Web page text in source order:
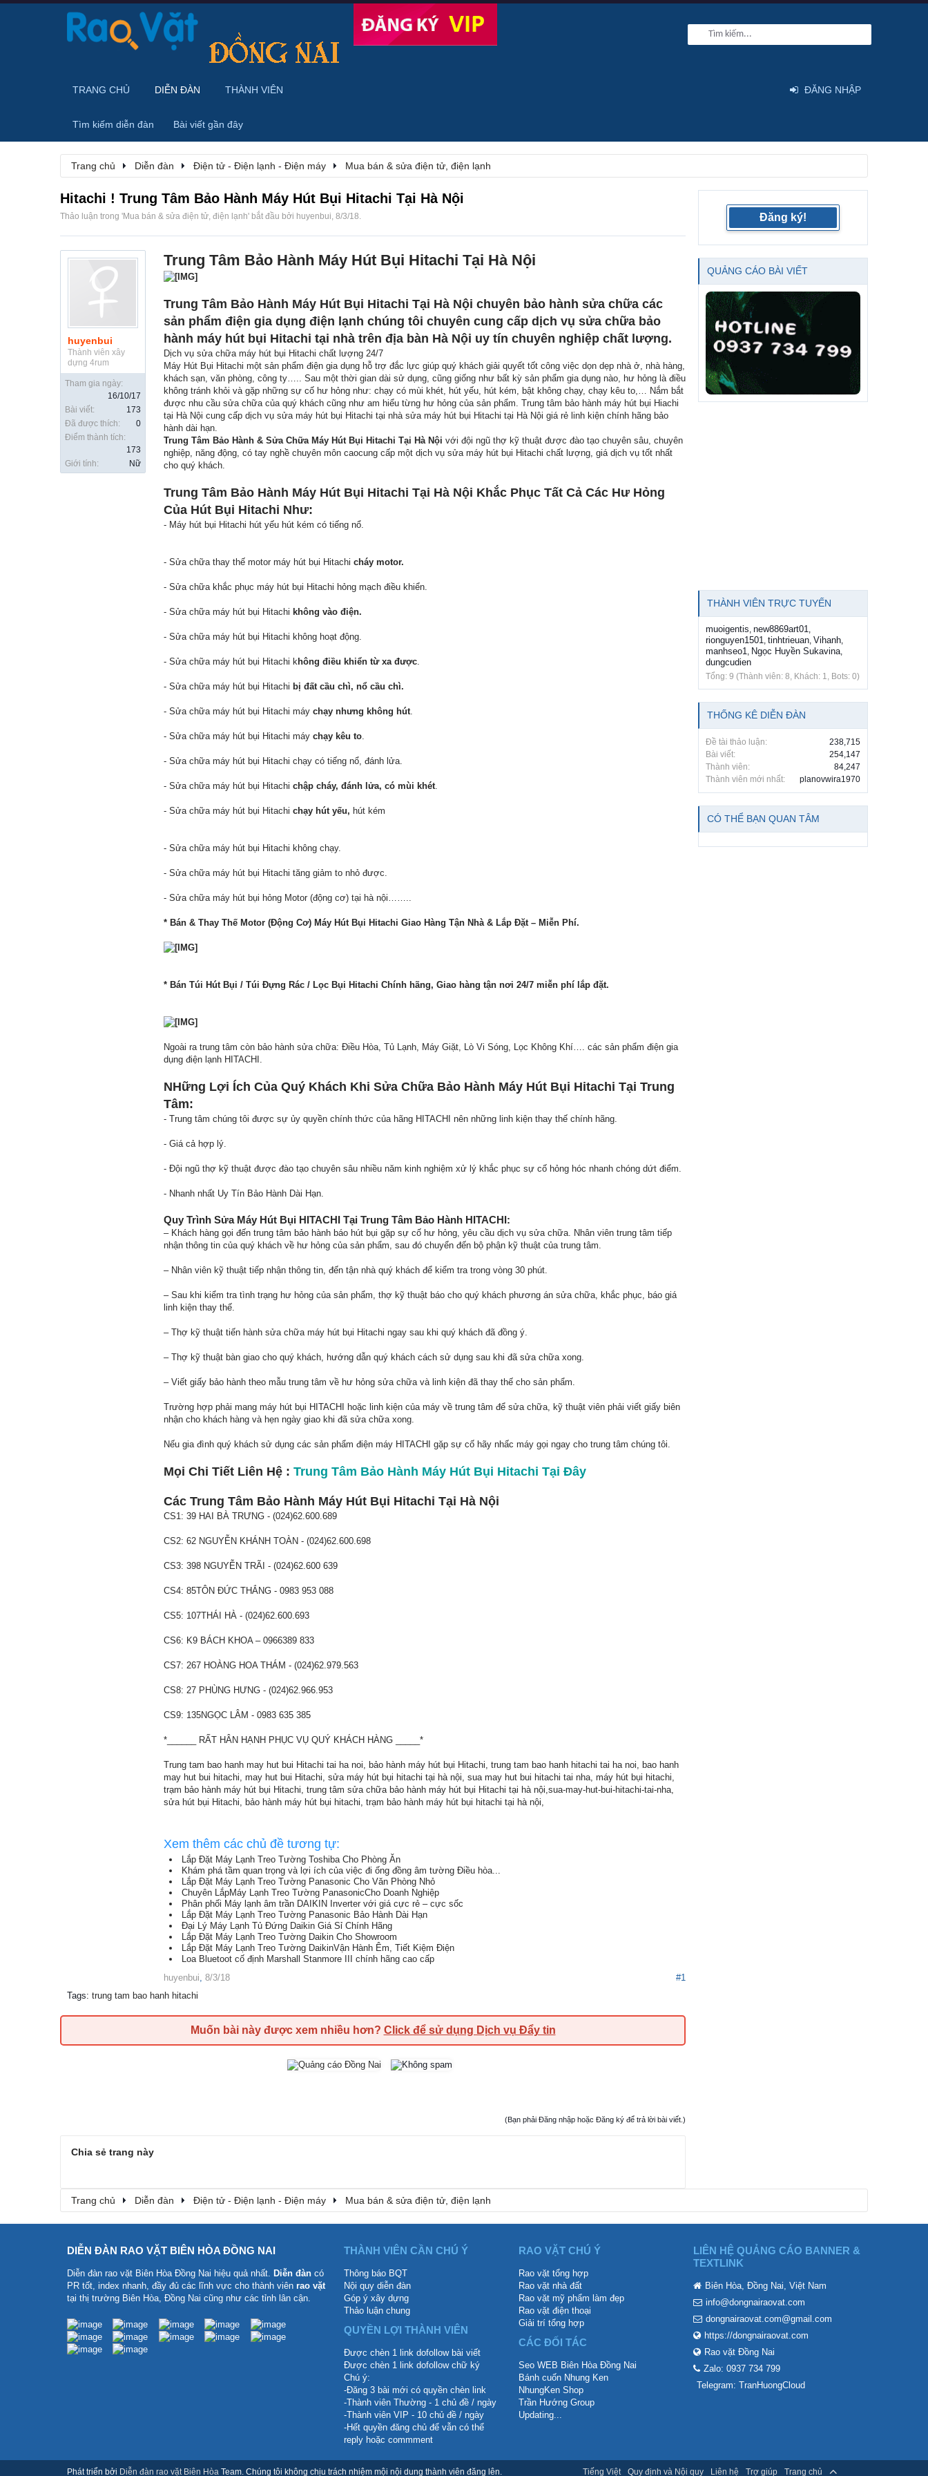
Trang chủ Diễn đàn Điện tử - Điện lạnh - Điện máy Mua bán & sửa điện tử, điện lạnh
Hitachi ! Trung Tâm Bảo Hành Máy Hút Bụi Hitachi Tại Hà Nội
Thảo luận trong 'Mua bán & sửa điện tử, điện lạnh' bắt đầu bởi huyenbui, 8/3/18.
huyenbui
Thành viên xây
dựng 4rum
Tham gia ngày:
16/10/17
Bài viết:
173
Đã được thích:
0
Điểm thành tích:
173
Giới tính:
Nữ
Trung Tâm Bảo Hành Máy Hút Bụi Hitachi Tại Hà Nội
Trung Tâm Bảo Hành Máy Hút Bụi Hitachi Tại Hà Nội chuyên bảo hành sửa chữa các
sản phẩm điện gia dụng điện lạnh chúng tôi chuyên cung cấp dịch vụ sửa chữa bảo
hành máy hút bụi Hitachi tại nhà trên địa bàn Hà Nội uy tín chuyên nghiệp chất lượng.
Dịch vụ sửa chữa máy hút bụi Hitachi chất lượng 24/7
Máy Hút Bụi Hitachi một sản phẩm điện gia dụng hỗ trợ đắc lực giúp quý khách giải quyết tốt công việc dọn dẹp nhà ở, nhà hàng,
khách sạn, văn phòng, công ty….. Sau một thời gian dài sử dụng, cũng giống như bất kỳ sản phẩm gia dụng nào, hư hỏng là điều
không tránh khỏi và gặp những sự cố hư hỏng như: chạy có mùi khét, hút yếu, hút kém, bật không chạy, chạy kêu to,… Nắm bắt
được nhu cầu sửa chữa của quý khách cũng như am hiểu từng hư hỏng của sản phẩm. Trung tâm bảo hành máy hút bụi Hiachi
tại Hà Nội cung cấp dịch vụ sửa máy hút bụi Hitachi tại nhà sửa máy hút bụi Hitachi tại Hà Nội giá rẻ linh kiện chính hãng bảo
hành dài hạn.
Trung Tâm Bảo Hành & Sửa Chữa Máy Hút Bụi Hitachi Tại Hà Nội với đội ngũ thợ kỹ thuật được đào tạo chuyên sâu, chuyên
nghiệp, năng động, có tay nghề chuyên môn caocung cấp một dịch vụ sửa máy hút bụi Hitachi chất lượng, giá dịch vụ tốt nhất
cho quý khách.
Trung Tâm Bảo Hành Máy Hút Bụi Hitachi Tại Hà Nội Khắc Phục Tất Cả Các Hư Hỏng
Của Hút Bụi Hitachi Như:
- Máy hút bụi Hitachi hút yếu hút kém có tiếng nổ.
- Sửa chữa thay thế motor máy hút bụi Hitachi cháy motor.
- Sửa chữa khắc phục máy hút bụi Hitachi hỏng mạch điều khiển.
- Sửa chữa máy hút bụi Hitachi không vào điện.
- Sửa chữa máy hút bụi Hitachi không hoạt động.
- Sửa chữa máy hút bụi Hitachi không điều khiển từ xa được.
- Sửa chữa máy hút bụi Hitachi bị đất cầu chì, nổ cầu chì.
- Sửa chữa máy hút bụi Hitachi máy chạy nhưng không hút.
- Sửa chữa máy hút bụi Hitachi máy chạy kêu to.
- Sửa chữa máy hút bụi Hitachi chạy có tiếng nổ, đánh lửa.
- Sửa chữa máy hút bụi Hitachi chập cháy, đánh lửa, có mùi khét.
- Sửa chữa máy hút bụi Hitachi chạy hút yếu, hút kém
- Sửa chữa máy hút bụi Hitachi không chạy.
- Sửa chữa máy hút bụi Hitachi tăng giảm to nhỏ được.
- Sửa chữa máy hút bụi hỏng Motor (động cơ) tại hà nội……..
* Bán & Thay Thế Motor (Động Cơ) Máy Hút Bụi Hitachi Giao Hàng Tận Nhà & Lắp Đặt – Miễn Phí.
* Bán Túi Hút Bụi / Túi Đựng Rác / Lọc Bụi Hitachi Chính hãng, Giao hàng tận nơi 24/7 miễn phí lắp đặt.
Ngoài ra trung tâm còn bảo hành sửa chữa: Điều Hòa, Tủ Lạnh, Máy Giặt, Lò Vi Sóng, Lọc Không Khí…. các sản phẩm điện gia
dụng điện lạnh HITACHI.
NHững Lợi Ích Của Quý Khách Khi Sửa Chữa Bảo Hành Máy Hút Bụi Hitachi Tại Trung
Tâm:
- Trung tâm chúng tôi được sự ủy quyền chính thức của hãng HITACHI nên những linh kiện thay thế chính hãng.
- Giá cả hợp lý.
- Đội ngũ thợ kỹ thuật được đào tạo chuyên sâu nhiều năm kinh nghiệm xử lý khắc phục sự cố hỏng hóc nhanh chóng dứt điểm.
- Nhanh nhất Uy Tín Bảo Hành Dài Hạn.
Quy Trình Sửa Máy Hút Bụi HITACHI Tại Trung Tâm Bảo Hành HITACHI:
– Khách hàng gọi đến trung tâm bảo hành báo hút bụi gặp sự cố hư hỏng, yêu cầu dịch vụ sửa chữa. Nhân viên trung tâm tiếp
nhận thông tin của quý khách về hư hỏng của sản phẩm, sau đó chuyển đến bộ phận kỹ thuật của trung tâm.
– Nhân viên kỹ thuật tiếp nhận thông tin, đến tận nhà quý khách để kiểm tra trong vòng 30 phút.
– Sau khi kiểm tra tình trạng hư hỏng của sản phẩm, thợ kỹ thuật báo cho quý khách phương án sửa chữa, khắc phục, báo giá
linh kiện thay thế.
– Thợ kỹ thuật tiến hành sửa chữa máy hút bụi Hitachi ngay sau khi quý khách đã đồng ý.
– Thợ kỹ thuật bàn giao cho quý khách, hướng dẫn quý khách cách sử dụng sau khi đã sửa chữa xong.
– Viết giấy bảo hành theo mẫu trung tâm về hư hỏng sửa chữa và linh kiện đã thay thế cho sản phẩm.
Trường hợp phải mang máy hút bụi HITACHI hoặc linh kiện của máy về trung tâm để sửa chữa, kỹ thuật viên phải viết giấy biên
nhận cho khách hàng và hẹn ngày giao khi đã sửa chữa xong.
Nếu gia đình quý khách sử dụng các sản phẩm điện máy HITACHI gặp sự cố hãy nhấc máy gọi ngay cho trung tâm chúng tôi.
Mọi Chi Tiết Liên Hệ : Trung Tâm Bảo Hành Máy Hút Bụi Hitachi Tại Đây
Các Trung Tâm Bảo Hành Máy Hút Bụi Hitachi Tại Hà Nội
CS1: 39 HAI BÀ TRƯNG - (024)62.600.689
CS2: 62 NGUYỄN KHÁNH TOÀN - (024)62.600.698
CS3: 398 NGUYỄN TRÃI - (024)62.600 639
CS4: 85TÔN ĐỨC THẮNG - 0983 953 088
CS5: 107THÁI HÀ - (024)62.600.693
CS6: K9 BÁCH KHOA – 0966389 833
CS7: 267 HOÀNG HOA THÁM - (024)62.979.563
CS8: 27 PHÙNG HƯNG - (024)62.966.953
CS9: 135NGỌC LÂM - 0983 635 385
*______ RẤT HÂN HẠNH PHỤC VỤ QUÝ KHÁCH HÀNG _____*
Trung tam bao hanh may hut bui Hitachi tai ha noi, bảo hành máy hút bụi Hitachi, trung tam bao hanh hitachi tai ha noi, bao hanh
may hut bui hitachi, may hut bui Hitachi, sửa máy hút bụi hitachi tại hà nội, sua may hut bui hitachi tai nha, máy hút bụi hitachi,
trạm bảo hành máy hút bụi Hitachi, trung tâm sửa chữa bảo hành máy hút bụi Hitachi tại hà nội,sua-may-hut-bui-hitachi-tai-nha,
sửa hút bụi Hitachi, bảo hành máy hút bụi hitachi, trạm bảo hành máy hút bụi hitachi tại hà nội,
Xem thêm các chủ đề tương tự:
Lắp Đặt Máy Lạnh Treo Tường Toshiba Cho Phòng Ăn
Khám phá tầm quan trọng và lợi ích của việc đi ống đồng âm tường Điều hòa...
Lắp Đặt Máy Lạnh Treo Tường Panasonic Cho Văn Phòng Nhỏ
Chuyên LắpMáy Lạnh Treo Tường PanasonicCho Doanh Nghiệp
Phân phối Máy lạnh âm trần DAIKIN Inverter với giá cực rẻ – cực sốc
Lắp Đặt Máy Lạnh Treo Tường Panasonic Bảo Hành Dài Hạn
Đại Lý Máy Lạnh Tủ Đứng Daikin Giá Sỉ Chính Hãng
Lắp Đặt Máy Lạnh Treo Tường Daikin Cho Showroom
Lắp Đặt Máy Lạnh Treo Tường DaikinVận Hành Êm, Tiết Kiệm Điện
Loa Bluetoot cố định Marshall Stanmore III chính hãng cao cấp
huyenbui, 8/3/18
#1
Tags: trung tam bao hanh hitachi
Muốn bài này được xem nhiều hơn? Click để sử dụng Dịch vụ Đẩy tin
(Bạn phải Đăng nhập hoặc Đăng ký để trả lời bài viết.)
Chia sẻ trang này
Đăng ký!
QUẢNG CÁO BÀI VIẾT
THÀNH VIÊN TRỰC TUYẾN
muoigentis, new8869art01,
rionguyen1501, tinhtrieuan, Vihanh,
manhseo1, Ngọc Huyền Sukavina,
dungcudien
Tổng: 9 (Thành viên: 8, Khách: 1, Bots: 0)
THỐNG KÊ DIỄN ĐÀN
Đề tài thảo luận:
238,715
Bài viết:
254,147
Thành viên:
84,247
Thành viên mới nhất:
planovwira1970
CÓ THỂ BẠN QUAN TÂM
Trang chủ Diễn đàn Điện tử - Điện lạnh - Điện máy Mua bán & sửa điện tử, điện lạnh
TRANG CHỦ DIỄN ĐÀN
Tìm kiếm diễn đàn Bài viết gần đây
THÀNH VIÊN ĐĂNG NHẬP
DIỄN ĐÀN RAO VẶT BIÊN HÒA ĐỒNG NAI
Diễn đàn rao vặt Biên Hòa Đồng Nai hiệu quả nhất. Diễn đàn có
PR tốt, index nhanh, đầy đủ các lĩnh vực cho thành viên rao vặt
tại thị trường Biên Hòa, Đồng Nai cũng như các tỉnh lân cận.
THÀNH VIÊN CẦN CHÚ Ý
Thông báo BQT
Nội quy diễn đàn
Góp ý xây dựng
Thảo luận chung
QUYỀN LỢI THÀNH VIÊN
Được chèn 1 link dofollow bài viết
Được chèn 1 link dofollow chữ ký
Chú ý:
-Đăng 3 bài mới có quyền chèn link
-Thành viên Thường - 1 chủ đề / ngày
-Thành viên VIP - 10 chủ đề / ngày
-Hết quyền đăng chủ để vẫn có thể
reply hoặc commment
RAO VẶT CHÚ Ý
Rao vặt tổng hợp
Rao vặt nhà đất
Rao vặt mỹ phẩm làm đẹp
Rao vặt điện thoại
Giải trí tổng hợp
CÁC ĐỐI TÁC
Seo WEB Biên Hòa Đồng Nai
Bánh cuốn Nhung Ken
NhungKen Shop
Trần Hướng Group
Updating...
LIÊN HỆ QUẢNG CÁO BANNER &
TEXTLINK
Biên Hòa, Đồng Nai, Việt Nam
info@dongnairaovat.com
dongnairaovat.com@gmail.com
https://dongnairaovat.com
Rao vặt Đồng Nai
Zalo: 0937 734 799
Telegram: TranHuongCloud
Phát triển bởi Diễn đàn rao vặt Biên Hòa Team. Chúng tôi không chịu trách nhiệm mội nội dung thành viên đăng lên. Tiếng Việt Quy định và Nội quy Liên hệ Trợ giúp Trang chủ